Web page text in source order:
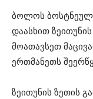
ბოლოს
დაასხით
მოათავსეთ
ერთმანეთს
ზეითუნის ზეთის